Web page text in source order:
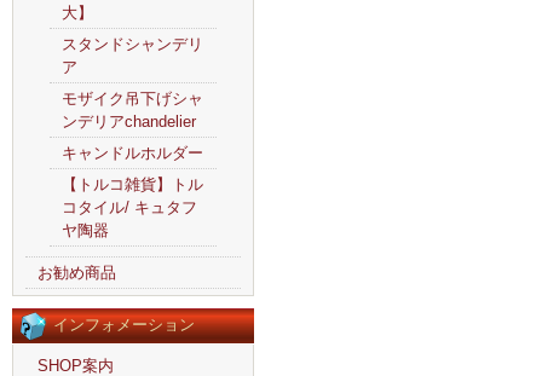
大】
スタンドシャンデリ
ア
モザイク吊下げシャ
ンデリアchandelier
キャンドルホルダー
【トルコ雑貨】トル
コタイル/ キュタフ
ヤ陶器
お勧め商品
インフォメーション
SHOP案内